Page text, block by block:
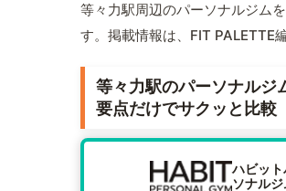
等々力駅周辺のパーソナルジム
す。掲載情報は、FIT PALETTE
等々力駅のパーソナルジ
要点だけでサクッと比較
ハビッ
ソナル